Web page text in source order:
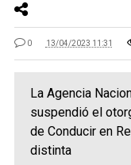
0 13/04/2023 11:31
La Agencia
suspendió el
de Conducir en
distinta